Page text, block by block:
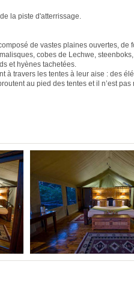
la piste d'atterrissage.
de vastes plaines ouvertes, de
cobes de Lechwe,
et hyènes tachetées.
à travers les tentes à leur aise : des
au pied des tentes et il n’est